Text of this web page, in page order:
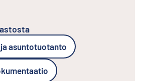
asuntotuotanto